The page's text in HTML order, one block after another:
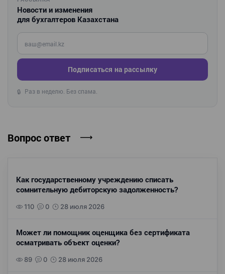
Новости и изменения
для бухгалтеров Казахстана
Введите ваш e-mail
Подписаться на рассылку
🔒 Раз в неделю. Без спама.
Вопрос ответ
Как государственному учреждению списать
сомнительную дебиторскую задолженность?
110 0 28 июля 2026
Может ли помощник оценщика без сертификата
осматривать объект оценки?
89 0 28 июля 2026